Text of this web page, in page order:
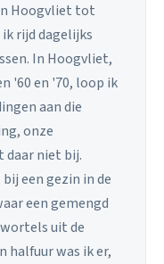
Hoogvliet tot
rijd dagelijks
In Hoogvliet,
'60 en '70, loop ik
aan die
onze
daar niet bij.
een gezin in de
een gemengd
uit de
halfuur was ik er,